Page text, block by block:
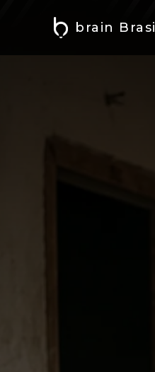
brain Brasil